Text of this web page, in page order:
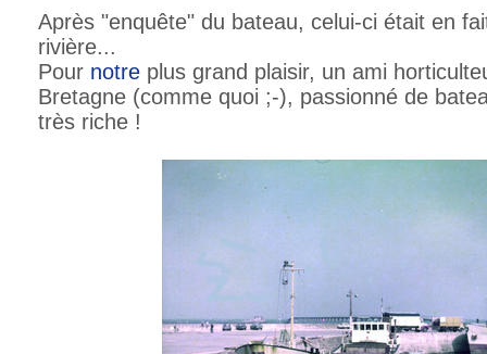
Après "enquête" du bateau, celui-ci était en
rivière...
Pour notre plus grand plaisir, un ami
Bretagne (comme quoi ;-), passionné de
très riche !